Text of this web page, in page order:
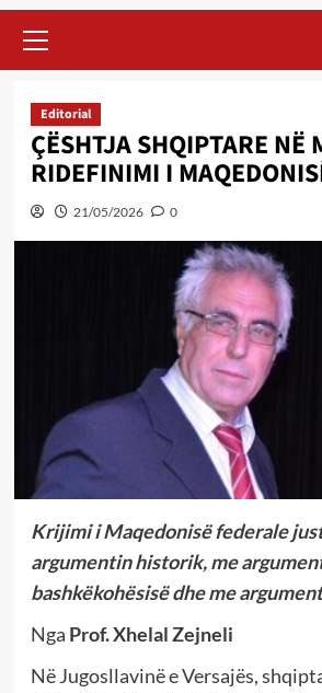
Menu
Editorial
ÇËSHTJA SHQIPTARE NË
RIDEFINIMI I
21/05/2026 0
Krijimi i Maqedonisë federale
argumentin historik, me
bashkëkohësisë dhe me
Nga Prof. Xhelal Zejneli
Në Jugosllavinë e Versajës,